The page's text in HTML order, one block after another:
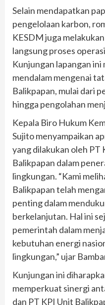
Selain mendapatkan
pengelolaan karbon,
KESDM juga
langsung proses
Kunjungan lapangan
mendalam mengenai
Balikpapan, mulai dari
hingga pengolahan
Kepala Biro Hukum
Sujito menyampaikan
yang dilakukan oleh PT
Balikpapan dalam
lingkungan. “Kami
Balikpapan telah
penting dalam
berkelanjutan. Hal ini
pemerintah dalam
kebutuhan energi
lingkungan,” ujar
Kunjungan ini
memperkuat sinergi
dan PT KPI Unit